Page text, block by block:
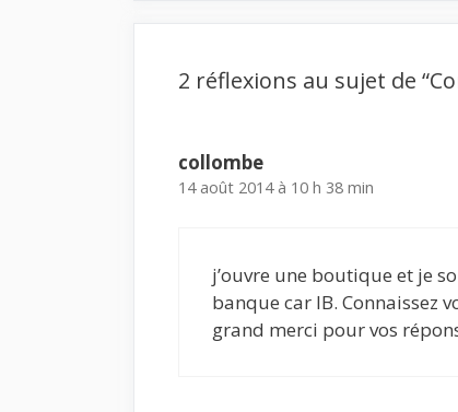
2 réflexions au sujet de
collombe
14 août 2014 à 10 h 38 min
j’ouvre une boutique et je
banque car IB. Connaissez
grand merci pour vos